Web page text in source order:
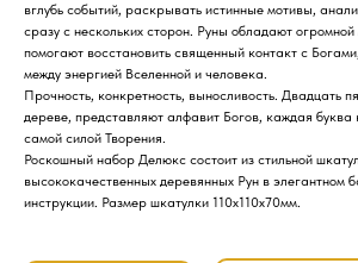
вглубь событий, раскрывать истинные мотивы,
сразу с нескольких сторон. Руны обладают
помогают восстановить священный контакт с
между энергией Вселенной и человека.
Прочность, конкретность, выносливость. Двадцать
дереве, представляют алфавит Богов, каждая буква
самой силой Творения.
Роскошный набор Делюкс состоит из стильной
высококачественных деревянных Рун в элегантном
инструкции. Размер шкатулки 110х110х70мм.